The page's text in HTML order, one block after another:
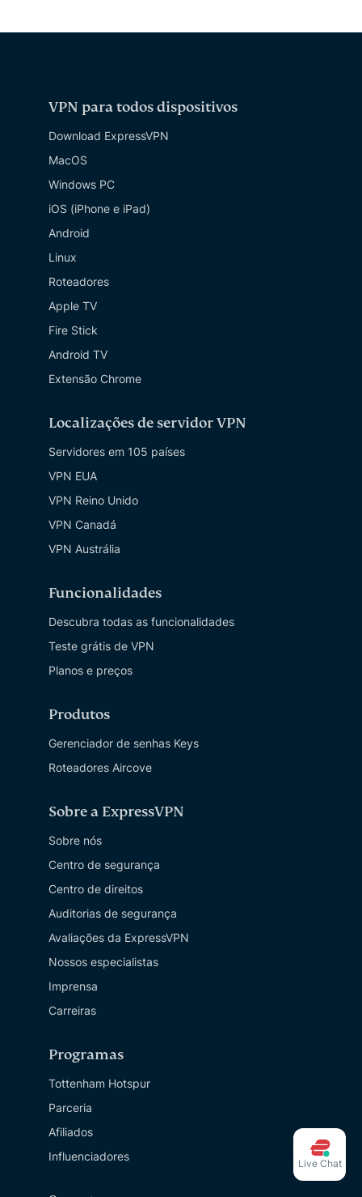
VPN para todos dispositivos
Download ExpressVPN
MacOS
Windows PC
iOS (iPhone e iPad)
Android
Linux
Roteadores
Apple TV
Fire Stick
Android TV
Extensão Chrome
Localizações de servidor VPN
Servidores em 105 países
VPN EUA
VPN Reino Unido
VPN Canadá
VPN Austrália
Funcionalidades
Descubra todas as funcionalidades
Teste grátis de VPN
Planos e preços
Produtos
Gerenciador de senhas Keys
Roteadores Aircove
Sobre a ExpressVPN
Sobre nós
Centro de segurança
Centro de direitos
Auditorias de segurança
Avaliações da ExpressVPN
Nossos especialistas
Imprensa
Carreiras
Programas
Tottenham Hotspur
Parceria
Afiliados
Influenciadores
Live Chat